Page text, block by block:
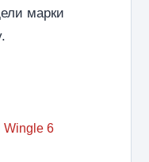
марки
Wingle 6